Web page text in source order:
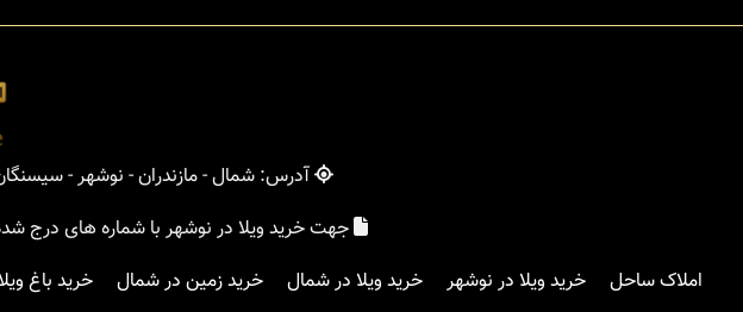
آدرس: شمال - مازندران - نوشهر -
جهت خرید ویلا در نوشهر با شماره های درج
املاک ساحل
خرید ویلا در نوشهر خرید ویلا در شمال خرید زمین در شمال خرید باغ